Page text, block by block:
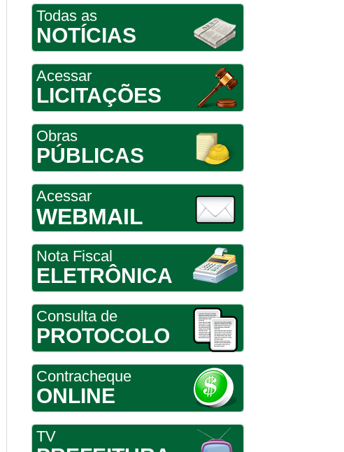
Todas as
NOTÍCIAS
Acessar
LICITAÇÕES
Obras
PÚBLICAS
Acessar
WEBMAIL
Nota Fiscal
ELETRÔNICA
Consulta de
PROTOCOLO
Contracheque
ONLINE
TV